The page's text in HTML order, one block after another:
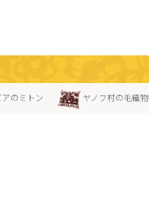
アのミトン ヤノフ村の毛織物